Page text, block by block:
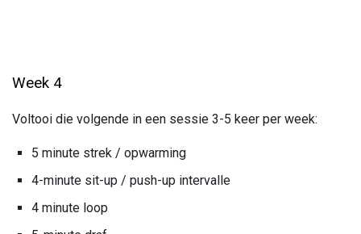
Week 4
Voltooi die volgende in een sessie 3-5 keer per week:
5 minute strek / opwarming
4-minute sit-up / push-up intervalle
4 minute loop